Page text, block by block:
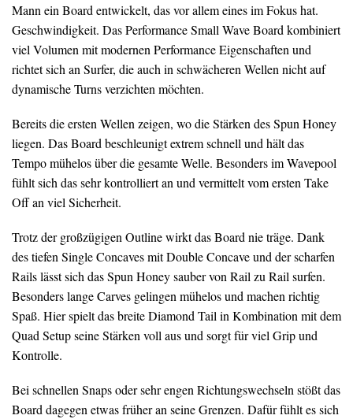
Mann ein Board entwickelt, das vor allem eines im Fokus hat.
Geschwindigkeit. Das Performance Small Wave Board kombiniert
viel Volumen mit modernen Performance Eigenschaften und
richtet sich an Surfer, die auch in schwächeren Wellen nicht auf
dynamische Turns verzichten möchten.
Bereits die ersten Wellen zeigen, wo die Stärken des Spun Honey
liegen. Das Board beschleunigt extrem schnell und hält das
Tempo mühelos über die gesamte Welle. Besonders im Wavepool
fühlt sich das sehr kontrolliert an und vermittelt vom ersten Take
Off an viel Sicherheit.
Trotz der großzügigen Outline wirkt das Board nie träge. Dank
des tiefen Single Concaves mit Double Concave und der scharfen
Rails lässt sich das Spun Honey sauber von Rail zu Rail surfen.
Besonders lange Carves gelingen mühelos und machen richtig
Spaß. Hier spielt das breite Diamond Tail in Kombination mit dem
Quad Setup seine Stärken voll aus und sorgt für viel Grip und
Kontrolle.
Bei schnellen Snaps oder sehr engen Richtungswechseln stößt das
Board dagegen etwas früher an seine Grenzen. Dafür fühlt es sich